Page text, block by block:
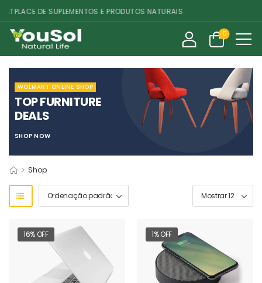
DE SUPLEMENTOS E PRODUTOS NATURAIS
0
WOLMART ONLINE SHOP
TOP FURNITURE
DEALS
SHOP NOW
> Shop
16% OFF 1% OFF